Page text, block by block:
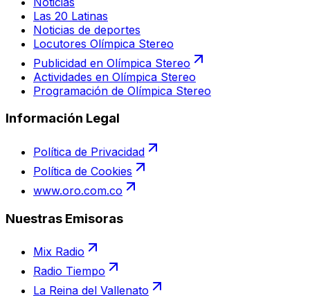
Las 20 Latinas
Noticias de deportes
Locutores Olímpica Stereo
Publicidad en Olímpica Stereo
Actividades en Olímpica Stereo
Programación de Olímpica Stereo
Información Legal
Política de Privacidad
Política de Cookies
www.oro.com.co
Nuestras Emisoras
Mix Radio
Radio Tiempo
La Reina del Vallenato